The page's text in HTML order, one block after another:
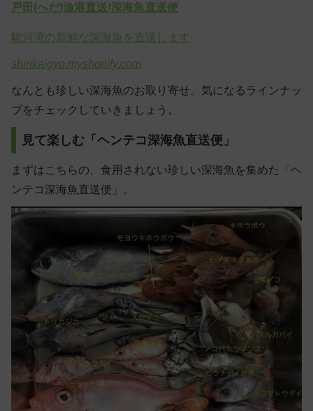
戸田(へだ)漁港直送!深海魚直送便
駿河湾の新鮮な深海魚を直送します
shinkaigyo.myshopify.com
なんとも珍しい深海魚のお取り寄せ。気になるラインナッ
プをチェックしていきましょう。
見て楽しむ「ヘンテコ深海魚直送便」
まずはこちらの、食用されない珍しい深海魚を集めた「ヘ
ンテコ深海魚直送便」。